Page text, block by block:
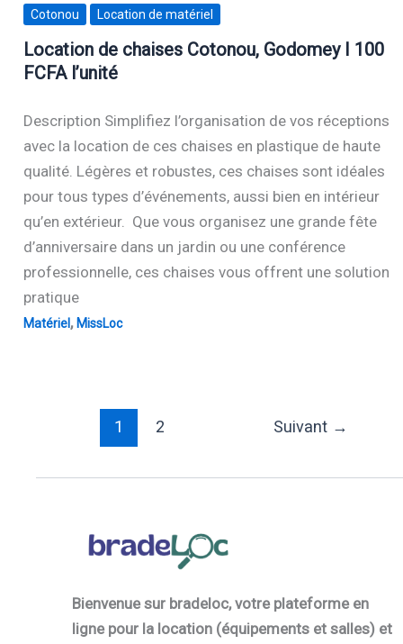
Cotonou Location de matériel
Location de chaises Cotonou, Godomey I 100
FCFA l’unité
Description Simplifiez l’organisation de vos réceptions
avec la location de ces chaises en plastique de haute
qualité. Légères et robustes, ces chaises sont idéales
pour tous types d’événements, aussi bien en intérieur
qu’en extérieur. Que vous organisez une grande fête
d’anniversaire dans un jardin ou une conférence
professionnelle, ces chaises vous offrent une solution
pratique
Matériel, MissLoc
1 2 Suivant →
Bienvenue sur bradeloc, votre plateforme en
ligne pour la location (équipements et salles) et